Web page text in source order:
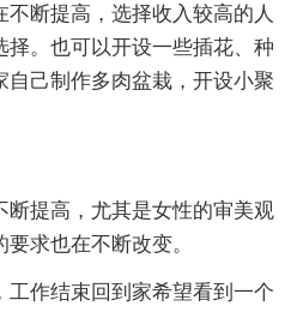
断提高，选择收入较高的人
。也可以开设一些插花、种
己制作多肉盆栽，开设小聚
断提高，尤其是女性的审美观
求也在不断改变。
工作结束回到家希望看到一个